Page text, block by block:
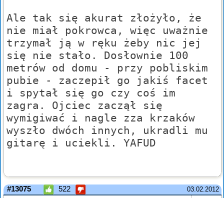
Ale tak się akurat złożyło, że
nie miał pokrowca, więc uważnie
trzymał ją w ręku żeby nic jej
się nie stało. Dosłownie 100
metrów od domu - przy pobliskim
pubie - zaczepił go jakiś facet
i spytał się go czy coś im
zagra. Ojciec zaczął się
wymigiwać i nagle zza krzaków
wyszło dwóch innych, ukradli mu
gitarę i uciekli. YAFUD
03.02.2012
#13075 522